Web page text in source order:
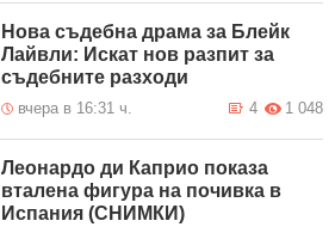
Нова съдебна драма за Блейк
Лайвли: Искат нов разпит за
съдебните разходи
вчера в 16:31 ч. 1 048
4
Леонардо ди Каприо показа
вталена фигура на почивка в
Испания (СНИМКИ)